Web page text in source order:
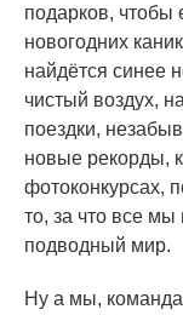
подарков, чтобы
новогодних
найдётся синее
чистый воздух,
поездки,
новые рекорды,
фотоконкурсах,
то, за что все
подводный мир.
Ну а мы,